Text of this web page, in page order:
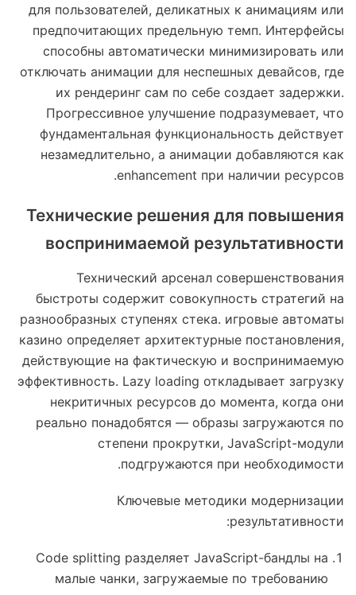
для пользователей, деликатных к анимациям или
предпочитающих предельную темп. Интерфейсы
способны автоматически минимизировать или
отключать анимации для неспешных девайсов, где
их рендеринг сам по себе создает задержки.
Прогрессивное улучшение подразумевает, что
фундаментальная функциональность действует
незамедлительно, а анимации добавляются как
enhancement при наличии ресурсов.
Технические решения для повышения
воспринимаемой результативности
Технический арсенал совершенствования
быстроты содержит совокупность стратегий на
разнообразных ступенях стека. игровые автоматы
казино определяет архитектурные постановления,
действующие на фактическую и воспринимаемую
эффективность. Lazy loading откладывает загрузку
некритичных ресурсов до момента, когда они
реально понадобятся — образы загружаются по
степени прокрутки, JavaScript-модули
подгружаются при необходимости.
Ключевые методики модернизации
результативности:
Code splitting разделяет JavaScript-бандлы на
малые чанки, загружаемые по требованию